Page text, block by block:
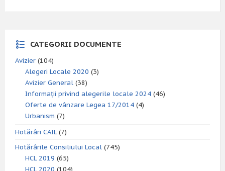
CATEGORII DOCUMENTE
Avizier (104)
Alegeri Locale 2020 (3)
Avizier General (38)
Informații privind alegerile locale 2024 (46)
Oferte de vânzare Legea 17/2014 (4)
Urbanism (7)
Hotărâri CAIL(7)
Hotărârile Consiliului Local (745)
HCL 2019 (65)
HCL 2020 (104)